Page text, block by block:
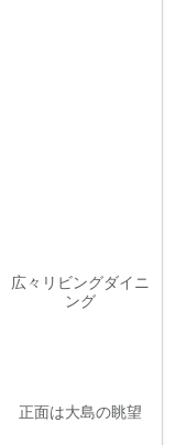
広々リビングダイニ
ング
正面は大島の眺望